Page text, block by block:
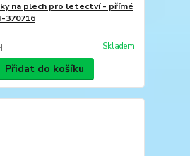
na plech pro letectví - přímé
370716
Skladem
Přidat do košíku